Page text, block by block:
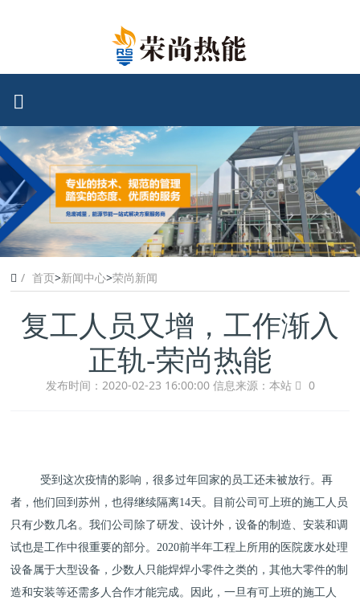
首页>新闻中心>荣尚新闻
复工人员又增，工作渐入
正轨-荣尚热能
发布时间：2020-02-23 16:00:00 信息来源：本站 0
受到这次疫情的影响，很多过年回家的员工还未被放行。再
者，他们回到苏州，也得继续隔离14天。目前公司可上班的施工人员
只有少数几名。我们公司除了研发、设计外，设备的制造、安装和调
试也是工作中很重要的部分。2020前半年工程上所用的医院废水处理
设备属于大型设备，少数人只能焊焊小零件之类的，其他大零件的制
造和安装等还需多人合作才能完成。因此，一旦有可上班的施工人